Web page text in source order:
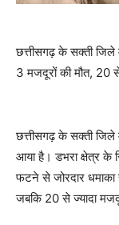
छत्तीसगढ़ के सक्ती जिले
3 मजदूरों की मौत, 20
छत्तीसगढ़ के सक्ती जिले
आया है। डभरा क्षेत्र के
फटने से जोरदार धमाका
जबकि 20 से ज्यादा